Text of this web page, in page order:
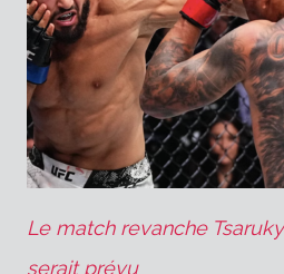
Le match revanche
serait prévu